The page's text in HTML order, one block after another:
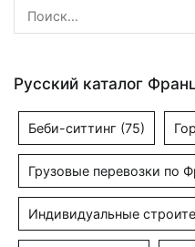
Найти:
Русский каталог
Беби-ситтинг (75)
Грузовые перевозки по
Индивидуальные